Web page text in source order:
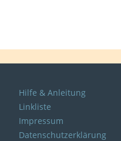
Hilfe & Anleitung
Linkliste
Impressum
Datenschutzerklärung